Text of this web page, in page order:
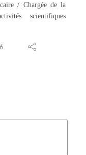
/ Chargée de la
scientifiques